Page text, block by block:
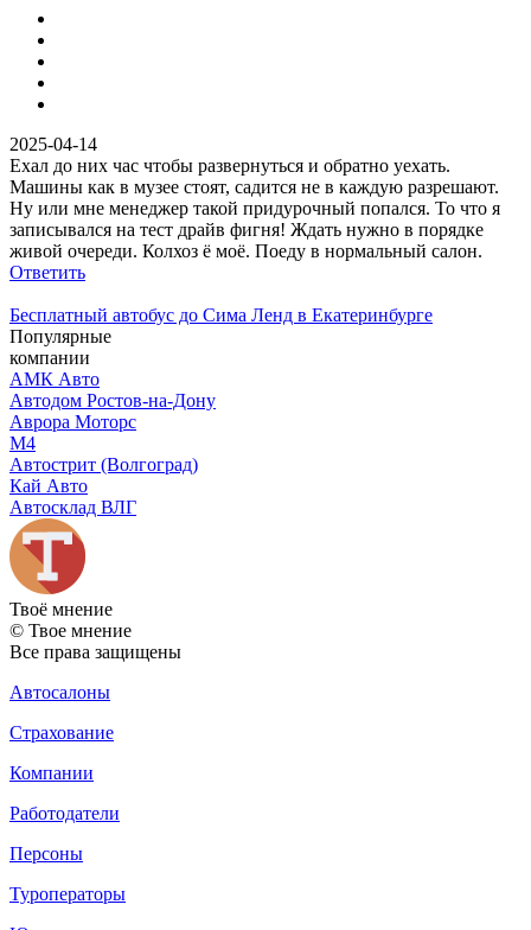
2025-04-14
Ехал до них час чтобы развернуться и обратно уехать.
Машины как в музее стоят, садится не в каждую разрешают.
Ну или мне менеджер такой придурочный попался. То что я
записывался на тест драйв фигня! Ждать нужно в порядке
живой очереди. Колхоз ё моё. Поеду в нормальный салон.
Ответить
Бесплатный автобус до Сима Ленд в Екатеринбурге
Популярные
компании
АМК Авто
Автодом Ростов-на-Дону
Аврора Моторс
М4
Автострит (Волгоград)
Кай Авто
Автосклад ВЛГ
Твоё мнение
© Твое мнение
Все права защищены
Автосалоны
Страхование
Компании
Работодатели
Персоны
Туроператоры